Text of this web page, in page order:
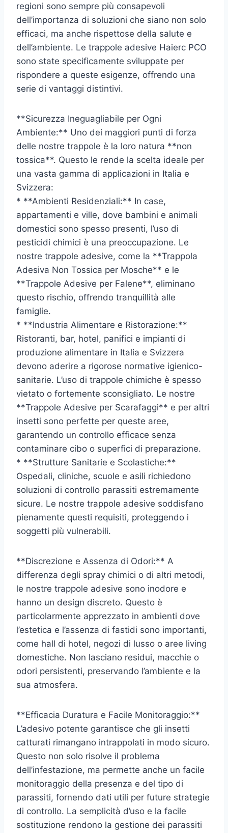
regioni sono sempre più consapevoli
dell’importanza di soluzioni che siano non solo
efficaci, ma anche rispettose della salute e
dell’ambiente. Le trappole adesive Haierc PCO
sono state specificamente sviluppate per
rispondere a queste esigenze, offrendo una
serie di vantaggi distintivi.
**Sicurezza Ineguagliabile per Ogni
Ambiente:** Uno dei maggiori punti di forza
delle nostre trappole è la loro natura **non
tossica**. Questo le rende la scelta ideale per
una vasta gamma di applicazioni in Italia e
Svizzera:
* **Ambienti Residenziali:** In case,
appartamenti e ville, dove bambini e animali
domestici sono spesso presenti, l’uso di
pesticidi chimici è una preoccupazione. Le
nostre trappole adesive, come la **Trappola
Adesiva Non Tossica per Mosche** e le
**Trappole Adesive per Falene**, eliminano
questo rischio, offrendo tranquillità alle
famiglie.
* **Industria Alimentare e Ristorazione:**
Ristoranti, bar, hotel, panifici e impianti di
produzione alimentare in Italia e Svizzera
devono aderire a rigorose normative igienico-
sanitarie. L’uso di trappole chimiche è spesso
vietato o fortemente sconsigliato. Le nostre
**Trappole Adesive per Scarafaggi** e per altri
insetti sono perfette per queste aree,
garantendo un controllo efficace senza
contaminare cibo o superfici di preparazione.
* **Strutture Sanitarie e Scolastiche:**
Ospedali, cliniche, scuole e asili richiedono
soluzioni di controllo parassiti estremamente
sicure. Le nostre trappole adesive soddisfano
pienamente questi requisiti, proteggendo i
soggetti più vulnerabili.
**Discrezione e Assenza di Odori:** A
differenza degli spray chimici o di altri metodi,
le nostre trappole adesive sono inodore e
hanno un design discreto. Questo è
particolarmente apprezzato in ambienti dove
l’estetica e l’assenza di fastidi sono importanti,
come hall di hotel, negozi di lusso o aree living
domestiche. Non lasciano residui, macchie o
odori persistenti, preservando l’ambiente e la
sua atmosfera.
**Efficacia Duratura e Facile Monitoraggio:**
L’adesivo potente garantisce che gli insetti
catturati rimangano intrappolati in modo sicuro.
Questo non solo risolve il problema
dell’infestazione, ma permette anche un facile
monitoraggio della presenza e del tipo di
parassiti, fornendo dati utili per future strategie
di controllo. La semplicità d’uso e la facile
sostituzione rendono la gestione dei parassiti